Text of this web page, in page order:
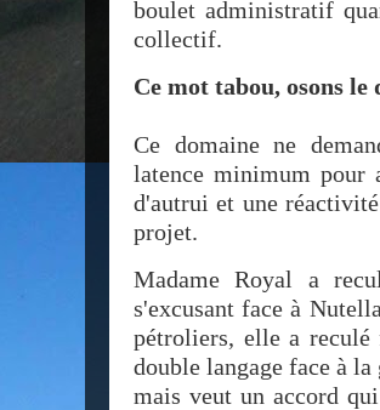
boulet administratif
collectif.
Ce mot tabou, osons
Ce domaine ne
latence minimum pour
d'autrui et une
projet.
Madame Royal a
s'excusant face à
pétroliers, elle a
double langage face à
mais veut un accord